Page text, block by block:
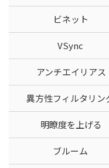
ビネット
VSync
アンチエイリアス
異方性フィルタリン
明瞭度を上げる
ブルーム